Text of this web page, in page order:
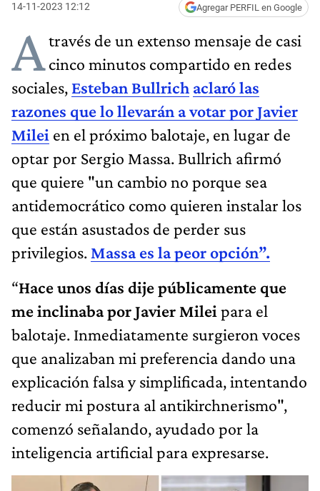
14-11-2023 12:12 Agregar PERFIL en Google
Através de un extenso mensaje de casi
cinco minutos compartido en redes
sociales, Esteban Bullrich aclaró las
razones que lo llevarán a votar por Javier
Milei en el próximo balotaje, en lugar de
optar por Sergio Massa. Bullrich afirmó
que quiere "un cambio no porque sea
antidemocrático como quieren instalar los
que están asustados de perder sus
privilegios. Massa es la peor opción”.
“Hace unos días dije públicamente que
me inclinaba por Javier Milei para el
balotaje. Inmediatamente surgieron voces
que analizaban mi preferencia dando una
explicación falsa y simplificada, intentando
reducir mi postura al antikirchnerismo",
comenzó señalando, ayudado por la
inteligencia artificial para expresarse.